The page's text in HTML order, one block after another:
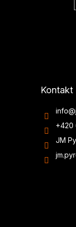
Kontakt
info@
+420
JM